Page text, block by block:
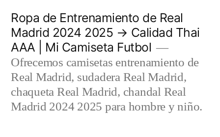
contenido
Ropa de Entrenamiento de Real
Madrid 2024 2025 → Calidad Thai
AAA | Mi Camiseta Futbol
Ofrecemos camisetas entrenamiento de
Real Madrid, sudadera Real Madrid,
chaqueta Real Madrid, chandal Real
Madrid 2024 2025 para hombre y niño.